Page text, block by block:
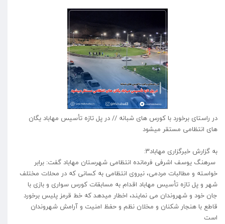
در راستای برخورد با کورس های شبانه // در پل تازه تأسیس مهاباد یگان
های انتظامی مستقر میشود
به گزارش خبرگزاری مهاباد۳:
سرهنگ یوسف اشرفی فرمانده انتظامی شهرستان مهاباد‌‌‌ گفت: برابر
خواسته و مطالبات مردمی، نیروی انتظامی به کسانی که در محلات مختلف
شهر و پل تازه تأسیس مهاباد اقدام به مسابقات کورس سواری و بازی با
جان خود و شهروندان می نمایند، اخطار میدهد که خط قرمز پلیس برخورد
قاطع با هنجار شکنان و مخلان نظم و حفظ امنیت و آرامش شهروندان
است